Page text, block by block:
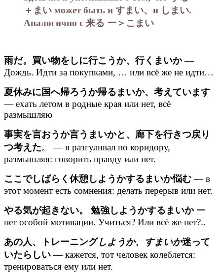
＋まい может быть и すまい、и しまい.
Аналогично с 来る ー＞こまい
雨だ。買い物をしに行こうか、行くまいか—
Дождь. Идти за покупками, … или всё же не идти…
夏休みに国へ帰ろうか帰るまいか、考えています
— ехать летом в родные края или нет, всё
размышляю
事実を言おうか言うまいかと、廊下を行きつ戻り
つ考えた。 — я разгуливал по коридору,
размышляя: говорить правду или нет.
ここでしばらく休憩しようかするまいか悩む— в
этот момент есть сомнения: делать перерыв или нет.
やる気が起きない。 勉強しようかするまいかー
нет особой мотивации. Учиться? Или всё же нет?..
あの人、トレーニングしようか、すまいか迷って
いたらしい— кажется, тот человек колеблется:
тренироваться ему или нет.